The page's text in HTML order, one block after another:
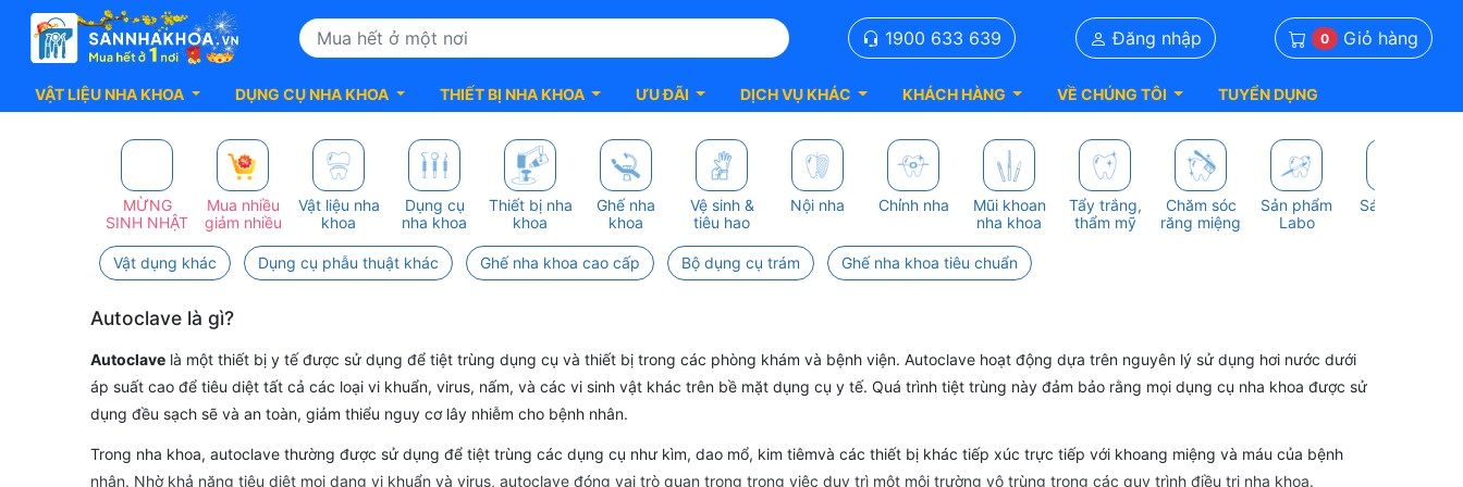
1900 633 639 Đăng nhập 0 Giỏ hàng
VẬT LIỆU NHA KHOA DỤNG CỤ NHA KHOA THIẾT BỊ NHA KHOA ƯU ĐÃI DỊCH VỤ KHÁC KHÁCH HÀNG VỀ CHÚNG TÔI TUYỂN DỤNG
Autoclave
MỪNG
SINH NHẬT
Mua nhiều
giảm nhiều
Vật liệu nha
khoa
Dụng cụ
nha khoa
Thiết bị nha
khoa
Ghế nha
khoa
Vệ sinh &
tiêu hao
Nội nha Chỉnh nha
Mũi khoan
nha khoa
Tẩy trắng,
thẩm mỹ
Chăm sóc
răng miệng
Sản phẩm
Labo
Sách nha
Vật dụng khác Dụng cụ phẫu thuật khác Ghế nha khoa cao cấp Bộ dụng cụ trám Ghế nha khoa tiêu chuẩn
Autoclave là gì?
Autoclave là một thiết bị y tế được sử dụng để tiệt trùng dụng cụ và thiết bị trong các phòng khám và bệnh viện. Autoclave hoạt động dựa trên nguyên lý sử dụng hơi nước dưới
áp suất cao để tiêu diệt tất cả các loại vi khuẩn, virus, nấm, và các vi sinh vật khác trên bề mặt dụng cụ y tế. Quá trình tiệt trùng này đảm bảo rằng mọi dụng cụ nha khoa được sử
dụng đều sạch sẽ và an toàn, giảm thiểu nguy cơ lây nhiễm cho bệnh nhân.
Trong nha khoa, autoclave thường được sử dụng để tiệt trùng các dụng cụ như kìm, dao mổ, kim tiêmvà các thiết bị khác tiếp xúc trực tiếp với khoang miệng và máu của bệnh
nhân. Nhờ khả năng tiêu diệt mọi dạng vi khuẩn và virus, autoclave đóng vai trò quan trọng trong việc duy trì một môi trường vô trùng trong các quy trình điều trị nha khoa.